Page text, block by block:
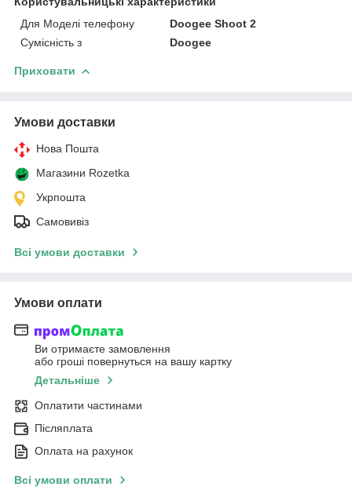
Для Моделі телефону
Doogee Shoot 2
Сумісність з
Doogee
Приховати
Умови доставки
Нова Пошта
Магазини Rozetka
Укрпошта
Самовивіз
Всі умови доставки
Умови оплати
Ви отримаєте замовлення
або гроші повернуться на вашу картку
Детальніше
Оплатити частинами
Післяплата
Оплата на рахунок
Всі умови оплати